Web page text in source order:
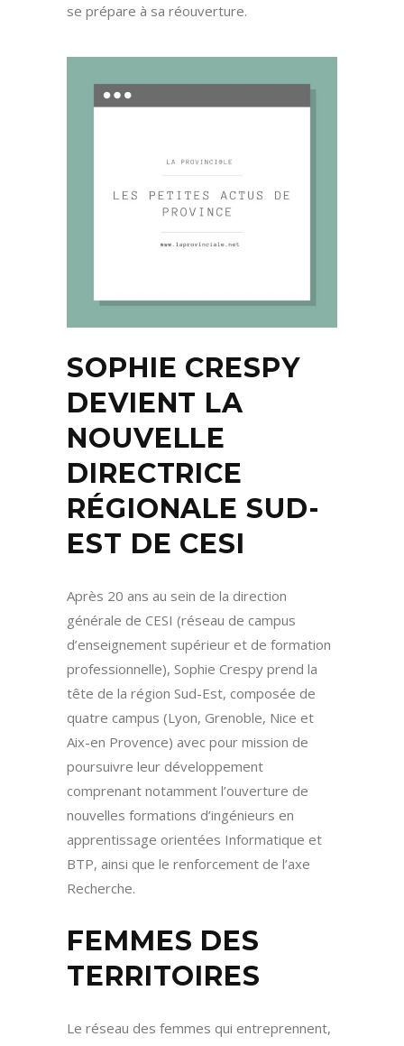
se prépare à sa réouverture.
SOPHIE CRESPY
DEVIENT LA
NOUVELLE
DIRECTRICE
RÉGIONALE SUD-
EST DE CESI
Après 20 ans au sein de la direction
générale de CESI (réseau de campus
d’enseignement supérieur et de formation
professionnelle), Sophie Crespy prend la
tête de la région Sud-Est, composée de
quatre campus (Lyon, Grenoble, Nice et
Aix-en Provence) avec pour mission de
poursuivre leur développement
comprenant notamment l’ouverture de
nouvelles formations d’ingénieurs en
apprentissage orientées Informatique et
BTP, ainsi que le renforcement de l’axe
Recherche.
FEMMES DES
TERRITOIRES
Le réseau des femmes qui entreprennent,